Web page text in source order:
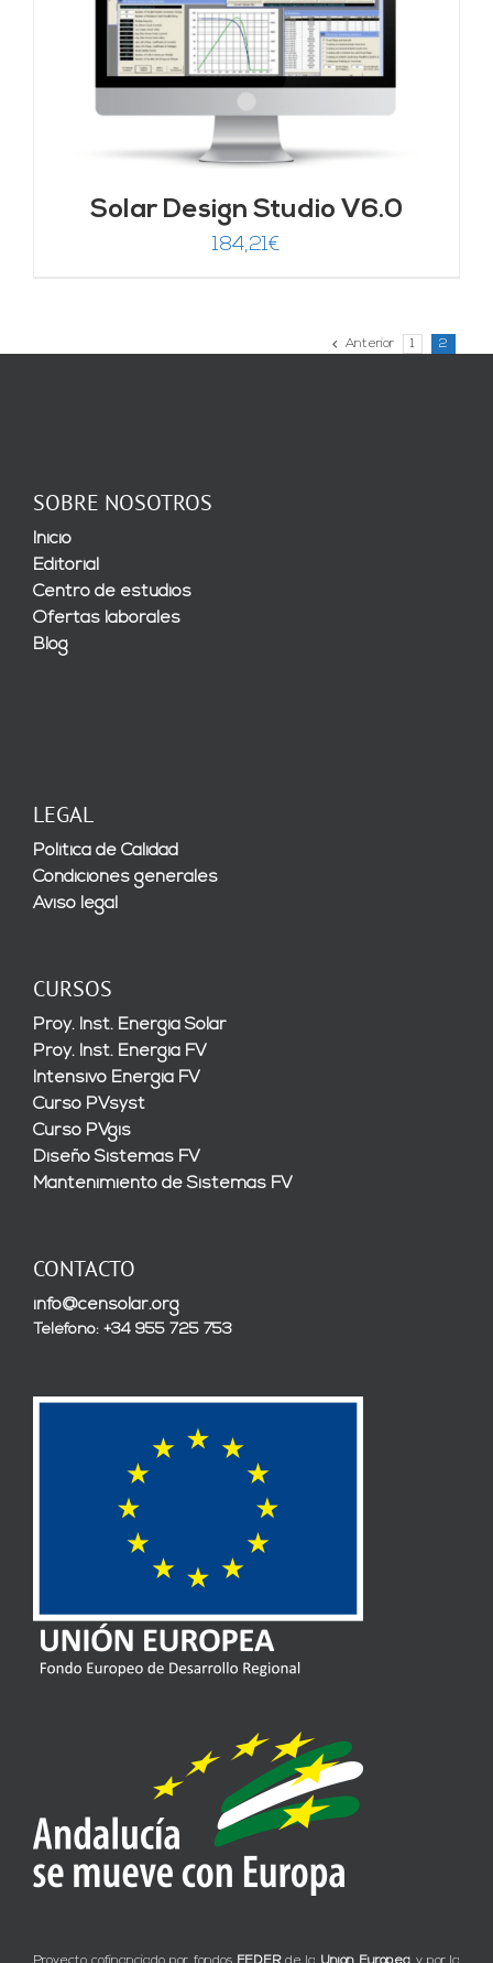
Solar Design Studio V6.0
184,21€
Anterior 1 2
SOBRE NOSOTROS
Inicio
Editorial
Centro de estudios
Ofertas laborales
Blog
LEGAL
Política de Calidad
Condiciones generales
Aviso legal
CURSOS
Proy. Inst. Energía Solar
Proy. Inst. Energía FV
Intensivo Energía FV
Curso PVsyst
Curso PVgis
Diseño Sistemas FV
Mantenimiento de Sistemas FV
CONTACTO
info@censolar.org
Teléfono: +34 955 725 753